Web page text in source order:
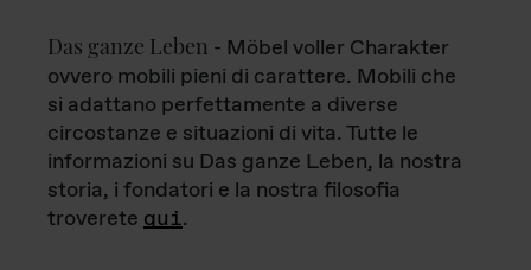
Das ganze Leben - Möbel voller Charakter
ovvero mobili pieni di carattere. Mobili che
si adattano perfettamente a diverse
circostanze e situazioni di vita. Tutte le
informazioni su Das ganze Leben, la nostra
storia, i fondatori e la nostra filosofia
troverete qui.